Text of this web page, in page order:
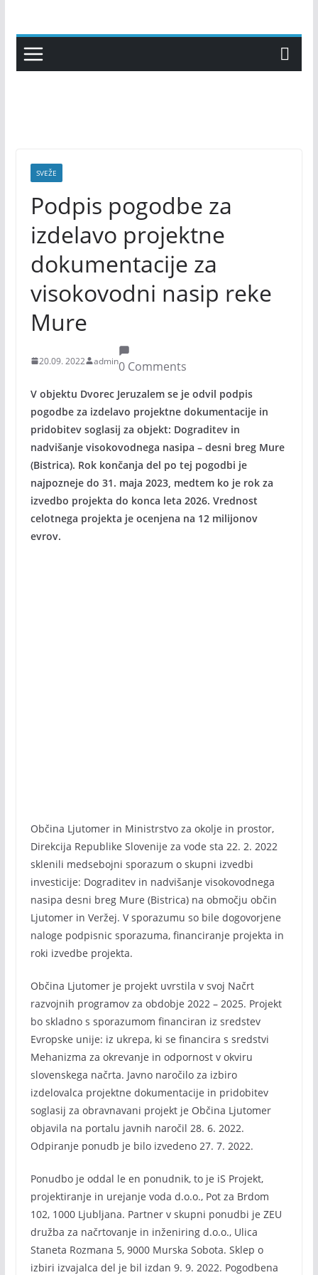
content
SVEŽE
Podpis pogodbe za
izdelavo projektne
dokumentacije za
visokovodni nasip reke
Mure
20.09. 2022 admin0 Comments
V objektu Dvorec Jeruzalem se je odvil podpis
pogodbe za izdelavo projektne dokumentacije in
pridobitev soglasij za objekt: Dograditev in
nadvišanje visokovodnega nasipa – desni breg Mure
(Bistrica). Rok končanja del po tej pogodbi je
najpozneje do 31. maja 2023, medtem ko je rok za
izvedbo projekta do konca leta 2026. Vrednost
celotnega projekta je ocenjena na 12 milijonov
evrov.
Občina Ljutomer in Ministrstvo za okolje in prostor,
Direkcija Republike Slovenije za vode sta 22. 2. 2022
sklenili medsebojni sporazum o skupni izvedbi
investicije: Dograditev in nadvišanje visokovodnega
nasipa desni breg Mure (Bistrica) na območju občin
Ljutomer in Veržej. V sporazumu so bile dogovorjene
naloge podpisnic sporazuma, financiranje projekta in
roki izvedbe projekta.
Občina Ljutomer je projekt uvrstila v svoj Načrt
razvojnih programov za obdobje 2022 – 2025. Projekt
bo skladno s sporazumom financiran iz sredstev
Evropske unije: iz ukrepa, ki se financira s sredstvi
Mehanizma za okrevanje in odpornost v okviru
slovenskega načrta. Javno naročilo za izbiro
izdelovalca projektne dokumentacije in pridobitev
soglasij za obravnavani projekt je Občina Ljutomer
objavila na portalu javnih naročil 28. 6. 2022.
Odpiranje ponudb je bilo izvedeno 27. 7. 2022.
Ponudbo je oddal le en ponudnik, to je iS Projekt,
projektiranje in urejanje voda d.o.o., Pot za Brdom
102, 1000 Ljubljana. Partner v skupni ponudbi je ZEU
družba za načrtovanje in inženiring d.o.o., Ulica
Staneta Rozmana 5, 9000 Murska Sobota. Sklep o
izbiri izvajalca del je bil izdan 9. 9. 2022. Pogodbena